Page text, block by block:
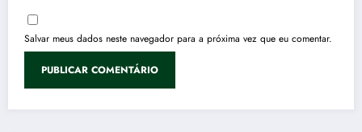
Salvar meus dados neste navegador para a próxima vez que eu comentar.